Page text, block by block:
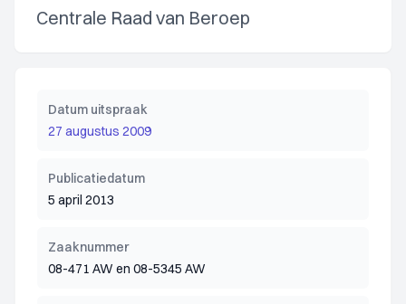
Centrale Raad van Beroep
Datum uitspraak
27 augustus 2009
Publicatiedatum
5 april 2013
Zaaknummer
08-471 AW en 08-5345 AW